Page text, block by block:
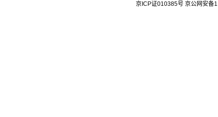
京ICP证010385号 京公网安备